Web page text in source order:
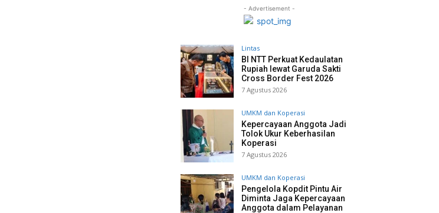
- Advertisement -
Lintas
BI NTT Perkuat Kedaulatan
Rupiah lewat Garuda Sakti
Cross Border Fest 2026
7 Agustus 2026
UMKM dan Koperasi
Kepercayaan Anggota Jadi
Tolok Ukur Keberhasilan
Koperasi
7 Agustus 2026
UMKM dan Koperasi
Pengelola Kopdit Pintu Air
Diminta Jaga Kepercayaan
Anggota dalam Pelayanan